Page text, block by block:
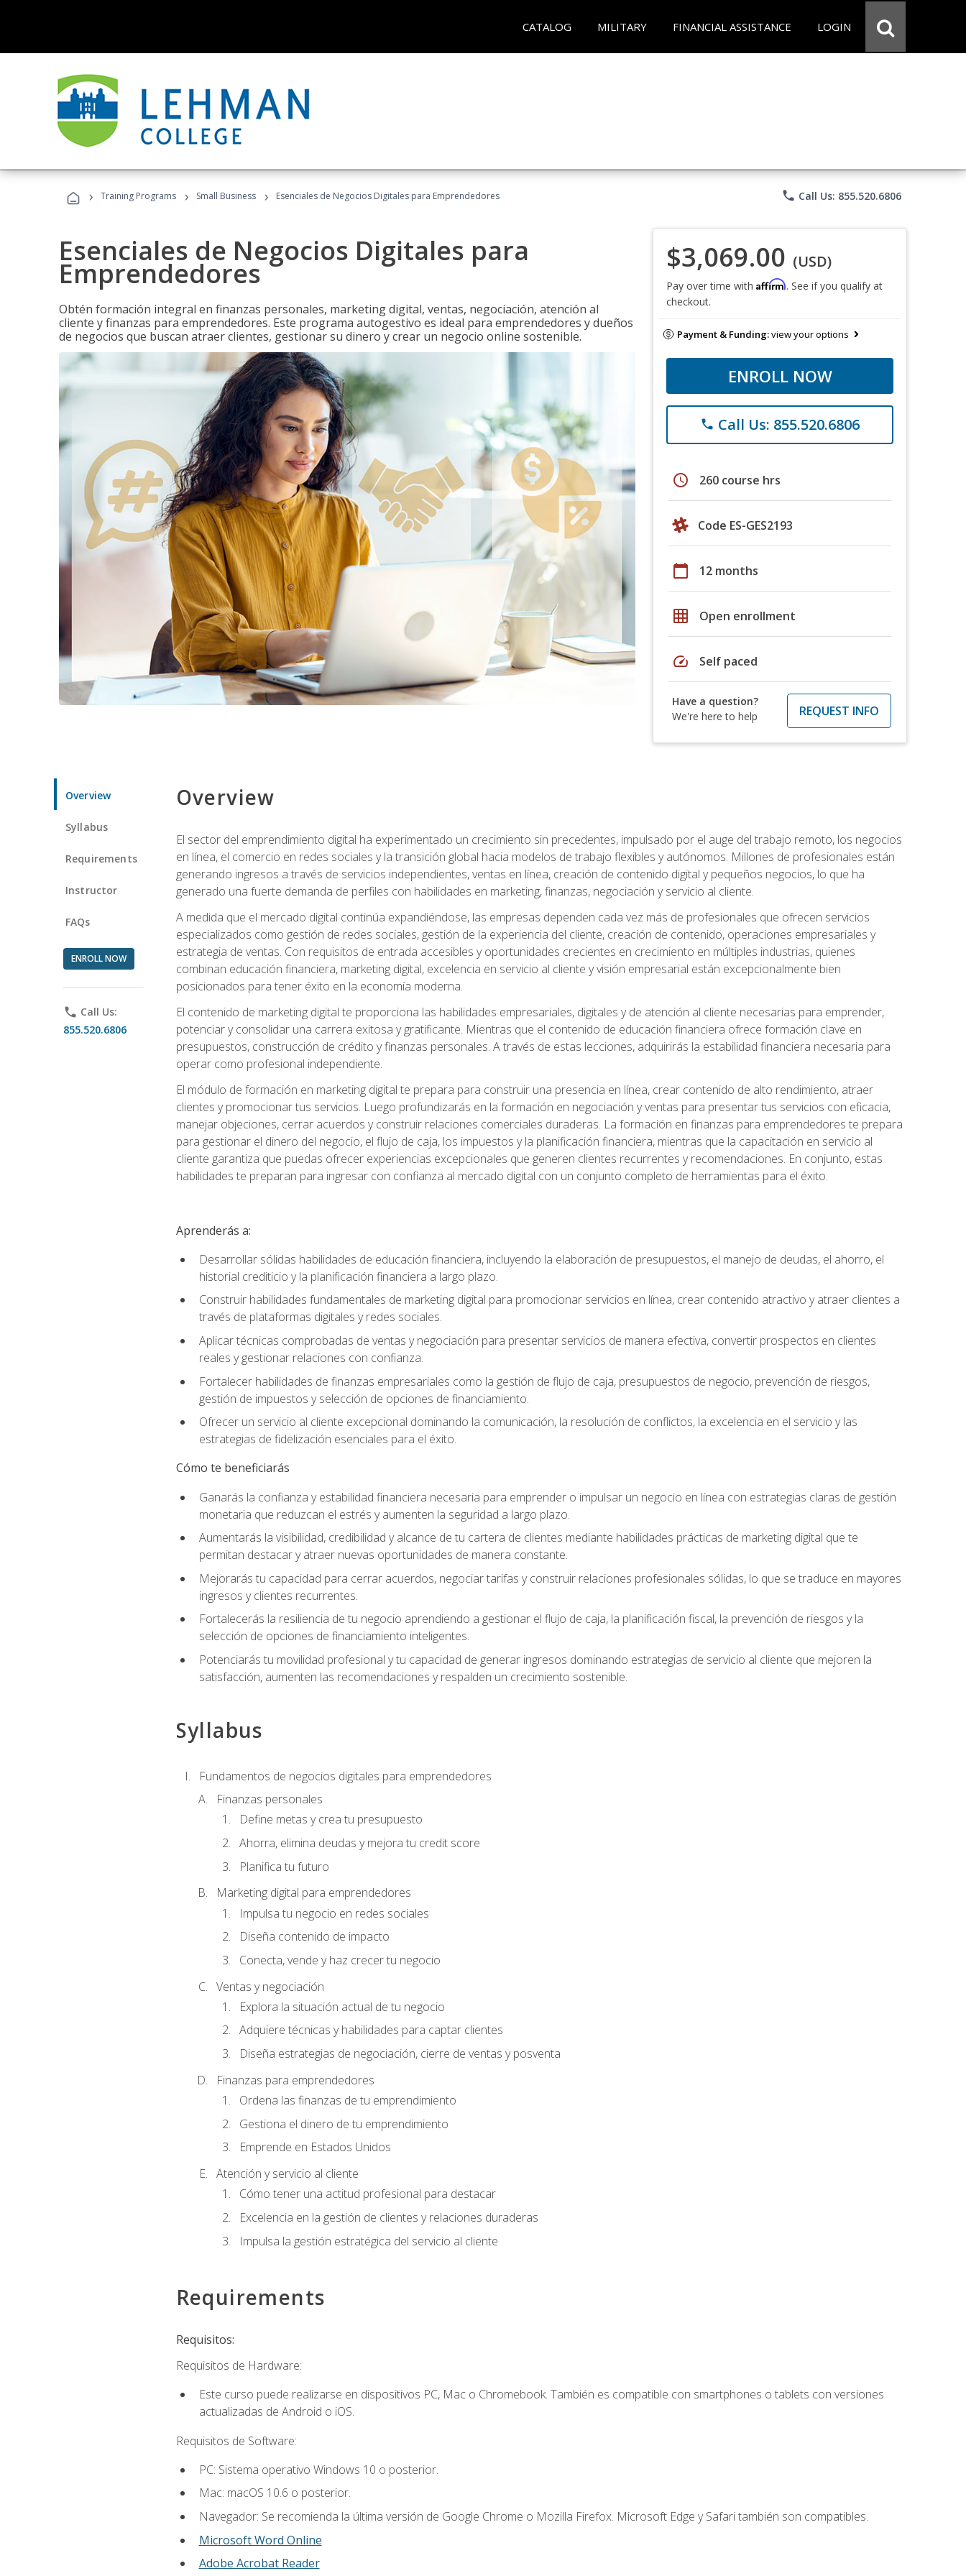
CATALOG MILITARY FINANCIAL ASSISTANCE LOGIN
› Training Programs › Small Business › Esenciales de Negocios Digitales para Emprendedores phone Call Us: 855.520.6806
Esenciales de Negocios Digitales para
Emprendedores
Obtén formación integral en finanzas personales, marketing digital, ventas, negociación, atención al
cliente y finanzas para emprendedores. Este programa autogestivo es ideal para emprendedores y dueños
de negocios que buscan atraer clientes, gestionar su dinero y crear un negocio online sostenible.
$3,069.00 (USD)
Pay over time with Affirm. See if you qualify at
checkout.
Payment & Funding:view your options
ENROLL NOW
phone Call Us: 855.520.6806
schedule 260 course hrs
Code ES-GES2193
calendar_today 12 months
grid_on Open enrollment
speed Self paced
Have a question?
We're here to help
REQUEST INFO
Overview
Syllabus
Requirements
Instructor
FAQs
ENROLL NOW
phone Call Us:
855.520.6806
Overview
El sector del emprendimiento digital ha experimentado un crecimiento sin precedentes, impulsado por el auge del trabajo remoto, los negocios
en línea, el comercio en redes sociales y la transición global hacia modelos de trabajo flexibles y autónomos. Millones de profesionales están
generando ingresos a través de servicios independientes, ventas en línea, creación de contenido digital y pequeños negocios, lo que ha
generado una fuerte demanda de perfiles con habilidades en marketing, finanzas, negociación y servicio al cliente.
A medida que el mercado digital continúa expandiéndose, las empresas dependen cada vez más de profesionales que ofrecen servicios
especializados como gestión de redes sociales, gestión de la experiencia del cliente, creación de contenido, operaciones empresariales y
estrategia de ventas. Con requisitos de entrada accesibles y oportunidades crecientes en crecimiento en múltiples industrias, quienes
combinan educación financiera, marketing digital, excelencia en servicio al cliente y visión empresarial están excepcionalmente bien
posicionados para tener éxito en la economía moderna.
El contenido de marketing digital te proporciona las habilidades empresariales, digitales y de atención al cliente necesarias para emprender,
potenciar y consolidar una carrera exitosa y gratificante. Mientras que el contenido de educación financiera ofrece formación clave en
presupuestos, construcción de crédito y finanzas personales. A través de estas lecciones, adquirirás la estabilidad financiera necesaria para
operar como profesional independiente.
El módulo de formación en marketing digital te prepara para construir una presencia en línea, crear contenido de alto rendimiento, atraer
clientes y promocionar tus servicios. Luego profundizarás en la formación en negociación y ventas para presentar tus servicios con eficacia,
manejar objeciones, cerrar acuerdos y construir relaciones comerciales duraderas. La formación en finanzas para emprendedores te prepara
para gestionar el dinero del negocio, el flujo de caja, los impuestos y la planificación financiera, mientras que la capacitación en servicio al
cliente garantiza que puedas ofrecer experiencias excepcionales que generen clientes recurrentes y recomendaciones. En conjunto, estas
habilidades te preparan para ingresar con confianza al mercado digital con un conjunto completo de herramientas para el éxito.
Aprenderás a:
Desarrollar sólidas habilidades de educación financiera, incluyendo la elaboración de presupuestos, el manejo de deudas, el ahorro, el
historial crediticio y la planificación financiera a largo plazo.
Construir habilidades fundamentales de marketing digital para promocionar servicios en línea, crear contenido atractivo y atraer clientes a
través de plataformas digitales y redes sociales.
Aplicar técnicas comprobadas de ventas y negociación para presentar servicios de manera efectiva, convertir prospectos en clientes
reales y gestionar relaciones con confianza.
Fortalecer habilidades de finanzas empresariales como la gestión de flujo de caja, presupuestos de negocio, prevención de riesgos,
gestión de impuestos y selección de opciones de financiamiento.
Ofrecer un servicio al cliente excepcional dominando la comunicación, la resolución de conflictos, la excelencia en el servicio y las
estrategias de fidelización esenciales para el éxito.
Cómo te beneficiarás
Ganarás la confianza y estabilidad financiera necesaria para emprender o impulsar un negocio en línea con estrategias claras de gestión
monetaria que reduzcan el estrés y aumenten la seguridad a largo plazo.
Aumentarás la visibilidad, credibilidad y alcance de tu cartera de clientes mediante habilidades prácticas de marketing digital que te
permitan destacar y atraer nuevas oportunidades de manera constante.
Mejorarás tu capacidad para cerrar acuerdos, negociar tarifas y construir relaciones profesionales sólidas, lo que se traduce en mayores
ingresos y clientes recurrentes.
Fortalecerás la resiliencia de tu negocio aprendiendo a gestionar el flujo de caja, la planificación fiscal, la prevención de riesgos y la
selección de opciones de financiamiento inteligentes.
Potenciarás tu movilidad profesional y tu capacidad de generar ingresos dominando estrategias de servicio al cliente que mejoren la
satisfacción, aumenten las recomendaciones y respalden un crecimiento sostenible.
Syllabus
Fundamentos de negocios digitales para emprendedores
Finanzas personales
Define metas y crea tu presupuesto
Ahorra, elimina deudas y mejora tu credit score
Planifica tu futuro
Marketing digital para emprendedores
Impulsa tu negocio en redes sociales
Diseña contenido de impacto
Conecta, vende y haz crecer tu negocio
Ventas y negociación
Explora la situación actual de tu negocio
Adquiere técnicas y habilidades para captar clientes
Diseña estrategias de negociación, cierre de ventas y posventa
Finanzas para emprendedores
Ordena las finanzas de tu emprendimiento
Gestiona el dinero de tu emprendimiento
Emprende en Estados Unidos
Atención y servicio al cliente
Cómo tener una actitud profesional para destacar
Excelencia en la gestión de clientes y relaciones duraderas
Impulsa la gestión estratégica del servicio al cliente
Requirements
Requisitos:
Requisitos de Hardware:
Este curso puede realizarse en dispositivos PC, Mac o Chromebook. También es compatible con smartphones o tablets con versiones
actualizadas de Android o iOS.
Requisitos de Software:
PC: Sistema operativo Windows 10 o posterior.
Mac: macOS 10.6 o posterior.
Navegador: Se recomienda la última versión de Google Chrome o Mozilla Firefox. Microsoft Edge y Safari también son compatibles.
Microsoft Word Online
Adobe Acrobat Reader